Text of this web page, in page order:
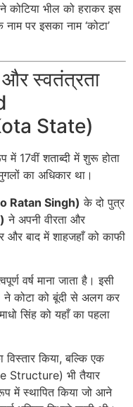
कोटिया भील को हराकर इस
पर इसका नाम ‘कोटा’
और स्वतंत्रता
State)
17वीं शताब्दी में शुरू होता
का अधिकार था।
Ratan Singh) के दो पुत्र
ने अपनी वीरता और
और बाद में शाहजहाँ को काफी
वर्ष माना जाता है। इसी
ने कोटा को बूंदी से अलग कर
सिंह को यहाँ का पहला
किया, बल्कि एक
Structure) भी तैयार
में स्थापित किया जो आने